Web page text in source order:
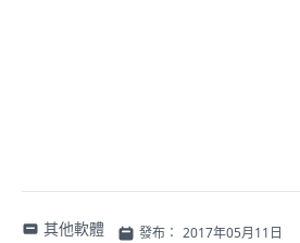
其他軟體 發布： 2017年05月11日